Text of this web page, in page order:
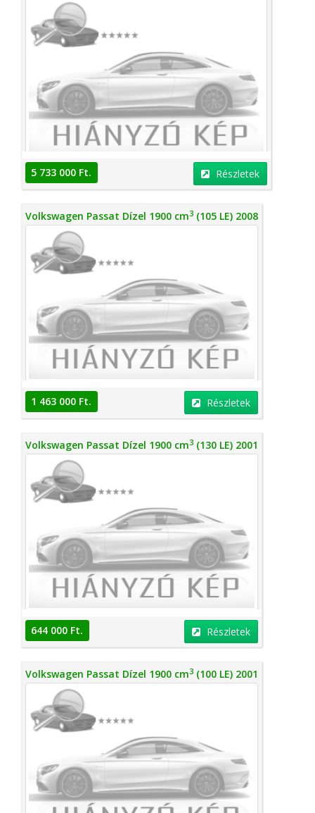
5 733 000 Ft. Részletek
Volkswagen Passat Dízel 1900 cm3 (105 LE) 2008
1 463 000 Ft. Részletek
Volkswagen Passat Dízel 1900 cm3 (130 LE) 2001
644 000 Ft. Részletek
Volkswagen Passat Dízel 1900 cm3 (100 LE) 2001